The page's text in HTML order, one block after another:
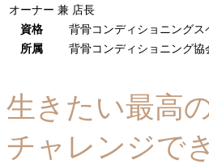
オーナー 兼 店長
資格
背骨コンディショニング
所属
背骨コンディショニング
生きたい最高
チャレンジで